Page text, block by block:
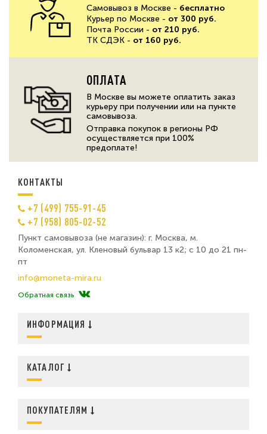
Самовывоз в Москве - бесплатно
Курьер по Москве - от 300 руб.
Почта России - от 210 руб.
ТК СДЭК - от 160 руб.
ОПЛАТА
В Москве вы можете оплатить заказ
курьеру при получении или на пункте
самовывоза.
Отправка покупок в регионы РФ
осуществляется при 100%
предоплате!
КОНТАКТЫ
+7 (499) 755-91-45
+7 (958) 805-02-52
Пункт самовывоза (не магазин): г. Москва, м.
Коломенская, ул. Кленовый бульвар 13 к2; с 10 до 21 пн-
пт
info@moneta-mira.ru
Обратная связь
ИНФОРМАЦИЯ
КАТАЛОГ
ПОКУПАТЕЛЯМ